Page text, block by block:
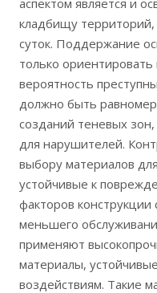
аспектом является и
кладбищу
суток. Поддержание
только
вероятность
должно быть
созданий теневых
для нарушителей.
выбору материалов
устойчивые к
факторов
меньшего
применяют
материалы,
воздействиям. Такие